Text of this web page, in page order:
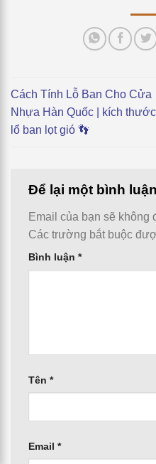
Cách Tính Lỗ Ban Cho Cửa
Nhựa Hàn Quốc | kích thước
lổ ban lọt gió 👣
Để lại một bình luận
Email của bạn sẽ
Các trường bắt buộc
Bình luận *
Tên *
Email *